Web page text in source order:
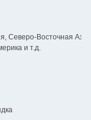
Северо-Восточная
и т.д.